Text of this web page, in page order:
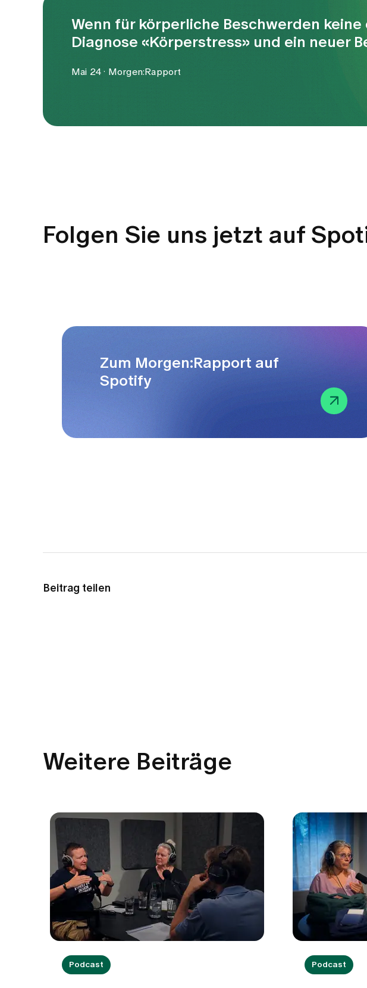
Wenn für körperliche Beschwerden
Diagnose «Körperstress» und ein neuer
Mai 24 · Morgen:Rapport
Folgen Sie uns jetzt auf
Zum Morgen:Rapport auf
Spotify
Beitrag teilen
Weitere Beiträge
Podcast Podcast